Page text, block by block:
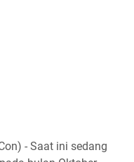
- Saat ini sedang